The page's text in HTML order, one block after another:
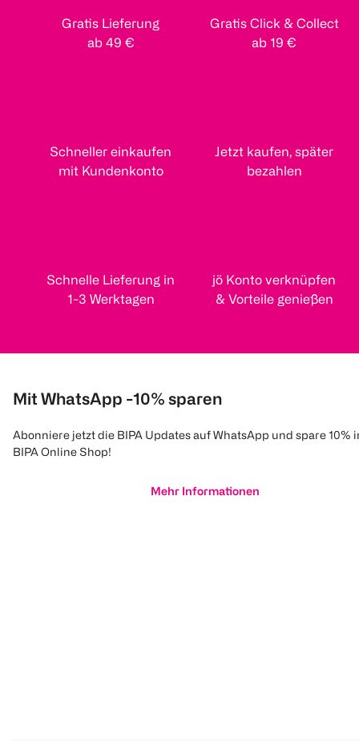
Gratis Lieferung
ab 49 €
Gratis Click & Collect
ab 19 €
Schneller einkaufen
mit Kundenkonto
Jetzt kaufen, später
bezahlen
Schnelle Lieferung in
1-3 Werktagen
jö Konto verknüpfen
& Vorteile genießen
Mit WhatsApp -10% sparen
Abonniere jetzt die BIPA Updates auf WhatsApp und spare 10%
BIPA Online Shop!
Mehr Informationen